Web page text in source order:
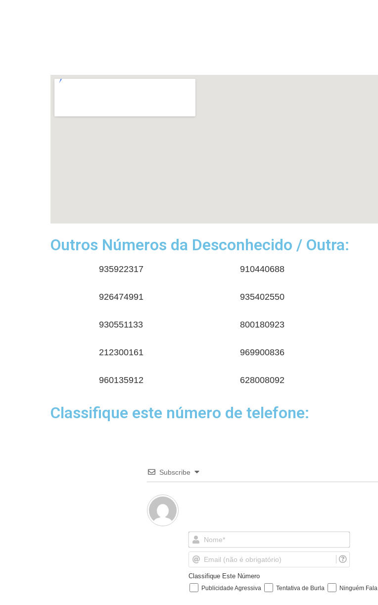
Outros Números da Desconhecido / Outra:
935922317 910440688
926474991 935402550
930551133 800180923
212300161 969900836
960135912 628008092
Classifique este número de telefone:
Subscribe
N
m
l
Classifique Este Número
Publicidade Agressiva Tentativa de Burla Ninguém Fala